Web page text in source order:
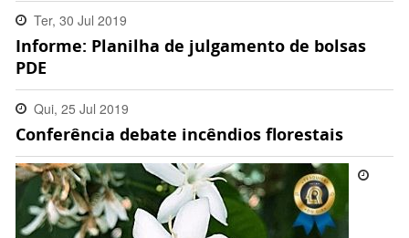
Ter, 30 Jul 2019
18:00:00 -0300
Informe: Planilha de julgamento de bolsas
PDE
Qui, 25 Jul 2019
18:37:00 -0300
Conferência debate incêndios florestais